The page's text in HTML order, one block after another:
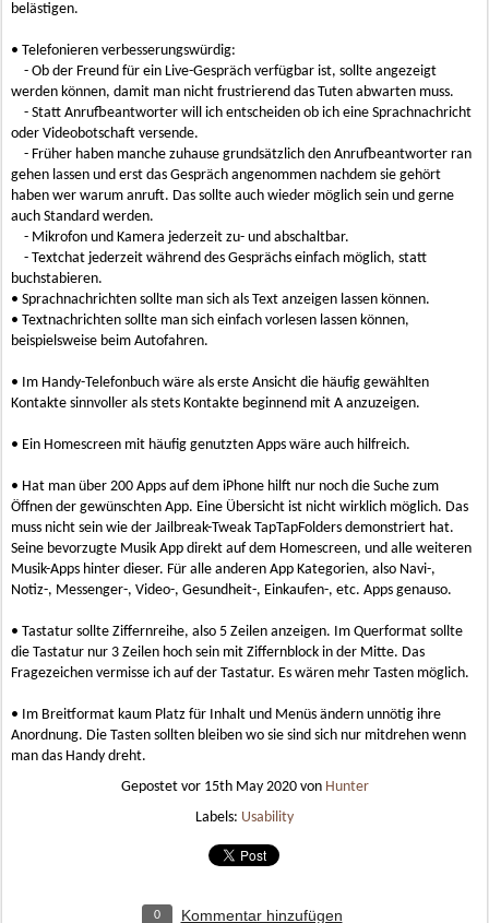
belästigen.
• Telefonieren verbesserungswürdig:
- Ob der Freund für ein Live-Gespräch verfügbar ist, sollte angezeigt
werden können, damit man nicht frustrierend das Tuten abwarten muss.
- Statt Anrufbeantworter will ich entscheiden ob ich eine Sprachnachricht
oder Videobotschaft versende.
- Früher haben manche zuhause grundsätzlich den Anrufbeantworter ran
gehen lassen und erst das Gespräch angenommen nachdem sie gehört
haben wer warum anruft. Das sollte auch wieder möglich sein und gerne
auch Standard werden.
- Mikrofon und Kamera jederzeit zu- und abschaltbar.
- Textchat jederzeit während des Gesprächs einfach möglich, statt
buchstabieren.
• Sprachnachrichten sollte man sich als Text anzeigen lassen können.
• Textnachrichten sollte man sich einfach vorlesen lassen können,
beispielsweise beim Autofahren.
• Im Handy-Telefonbuch wäre als erste Ansicht die häufig gewählten
Kontakte sinnvoller als stets Kontakte beginnend mit A anzuzeigen.
• Ein Homescreen mit häufig genutzten Apps wäre auch hilfreich.
• Hat man über 200 Apps auf dem iPhone hilft nur noch die Suche zum
Öffnen der gewünschten App. Eine Übersicht ist nicht wirklich möglich. Das
muss nicht sein wie der Jailbreak-Tweak TapTapFolders demonstriert hat.
Seine bevorzugte Musik App direkt auf dem Homescreen, und alle weiteren
Musik-Apps hinter dieser. Für alle anderen App Kategorien, also Navi-,
Notiz-, Messenger-, Video-, Gesundheit-, Einkaufen-, etc. Apps genauso.
• Tastatur sollte Ziffernreihe, also 5 Zeilen anzeigen. Im Querformat sollte
die Tastatur nur 3 Zeilen hoch sein mit Ziffernblock in der Mitte. Das
Fragezeichen vermisse ich auf der Tastatur. Es wären mehr Tasten möglich.
• Im Breitformat kaum Platz für Inhalt und Menüs ändern unnötig ihre
Anordnung. Die Tasten sollten bleiben wo sie sind sich nur mitdrehen wenn
man das Handy dreht.
Gepostet vor 15th May 2020von Hunter
Labels: Usability
0 Kommentar hinzufügen